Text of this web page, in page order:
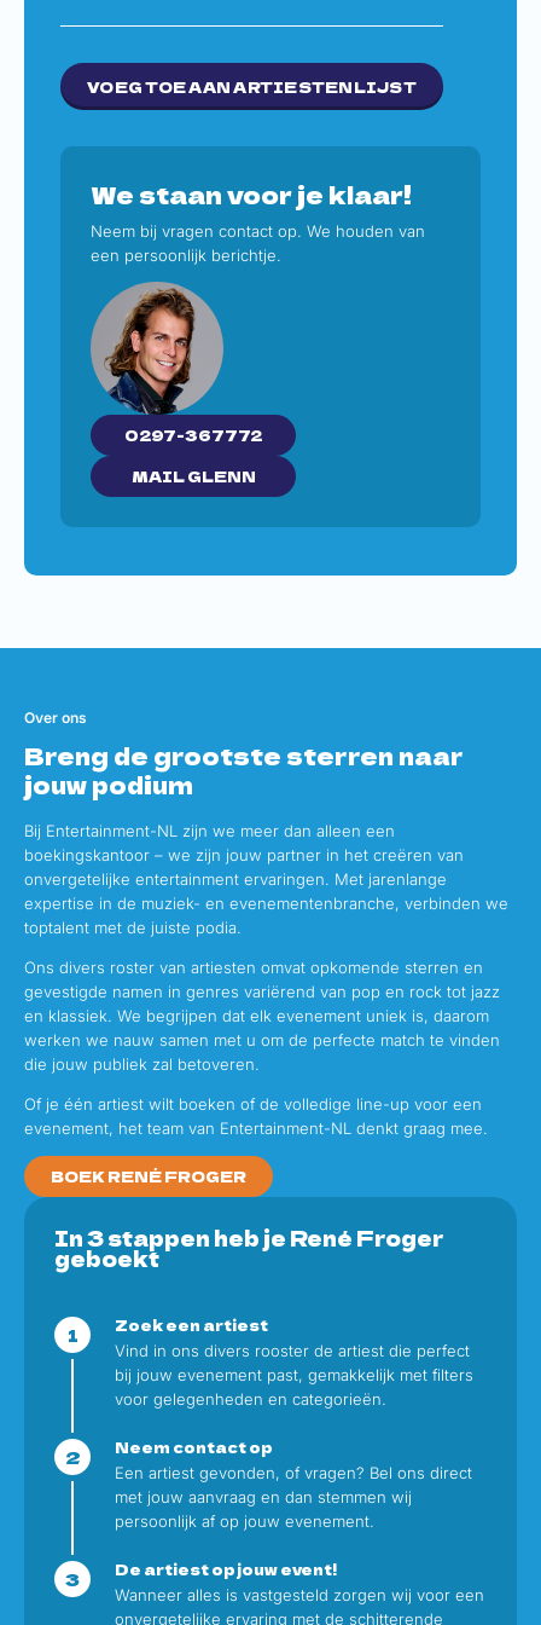
VOEG TOE AAN ARTIESTENLIJST
We staan voor je klaar!
Neem bij vragen contact op. We houden van
een persoonlijk berichtje.
0297-367772
MAIL GLENN
Over ons
Breng de grootste sterren naar
jouw podium
Bij Entertainment-NL zijn we meer dan alleen een
boekingskantoor – we zijn jouw partner in het creëren van
onvergetelijke entertainment ervaringen. Met jarenlange
expertise in de muziek- en evenementenbranche, verbinden we
toptalent met de juiste podia.
Ons divers roster van artiesten omvat opkomende sterren en
gevestigde namen in genres variërend van pop en rock tot jazz
en klassiek. We begrijpen dat elk evenement uniek is, daarom
werken we nauw samen met u om de perfecte match te vinden
die jouw publiek zal betoveren.
Of je één artiest wilt boeken of de volledige line-up voor een
evenement, het team van Entertainment-NL denkt graag mee.
BOEK RENÉ FROGER
In 3 stappen heb je René Froger
geboekt
Zoek een artiest
Vind in ons divers rooster de artiest die perfect
bij jouw evenement past, gemakkelijk met filters
voor gelegenheden en categorieën.
Neem contact op
Een artiest gevonden, of vragen? Bel ons direct
met jouw aanvraag en dan stemmen wij
persoonlijk af op jouw evenement.
De artiest op jouw event!
Wanneer alles is vastgesteld zorgen wij voor een
onvergetelijke ervaring met de schitterende